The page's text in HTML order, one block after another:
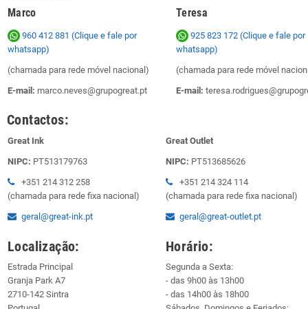
Marco Teresa
960 412 881 (Clique e fale por
whatsapp)
(chamada para rede móvel nacional)
E-mail: marco.neves@grupogreat.pt
925 823 172 (Clique e fale por
whatsapp)
(chamada para rede móvel
E-mail:
Contactos:
Great Ink
NIPC: PT513179763
+351 214 312 258
(chamada para rede fixa nacional)
geral@great-ink.pt
Great Outlet
NIPC: PT513685626
+351 214 324 114
(chamada para rede fixa nacional)
geral@great-outlet.pt
Localização:
Estrada Principal
Granja Park A7
2710-142 Sintra
Horário:
Segunda a Sexta:
- das 9h00 às 13h00
- das 14h00 às 18h00